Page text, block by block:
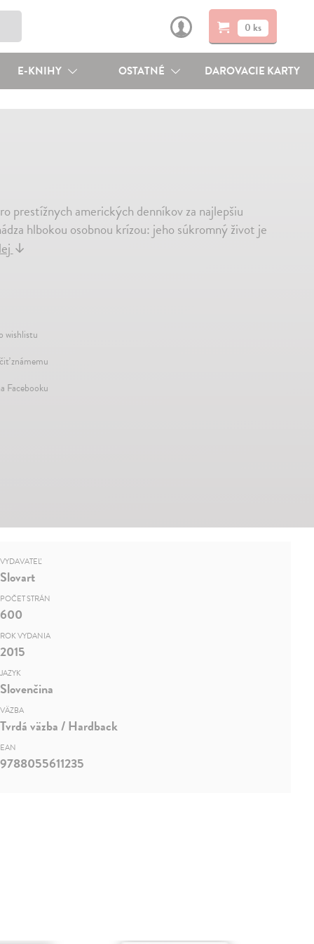
0 ks
E-KNIHY OSTATNÉ DAROVACIE KARTY
prestížnych amerických denníkov za najlepšiu
hlbokou osobnou krízou: jeho súkromný život je
↓
wishlistu
známemu
Facebooku
VYDAVATEĽ
Slovart
POČET STRÁN
600
ROK VYDANIA
2015
JAZYK
Slovenčina
VÄZBA
Tvrdá väzba / Hardback
EAN
9788055611235